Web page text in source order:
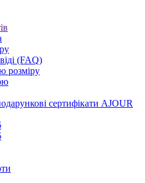
(FAQ)
розміру
сертифікати AJOUR